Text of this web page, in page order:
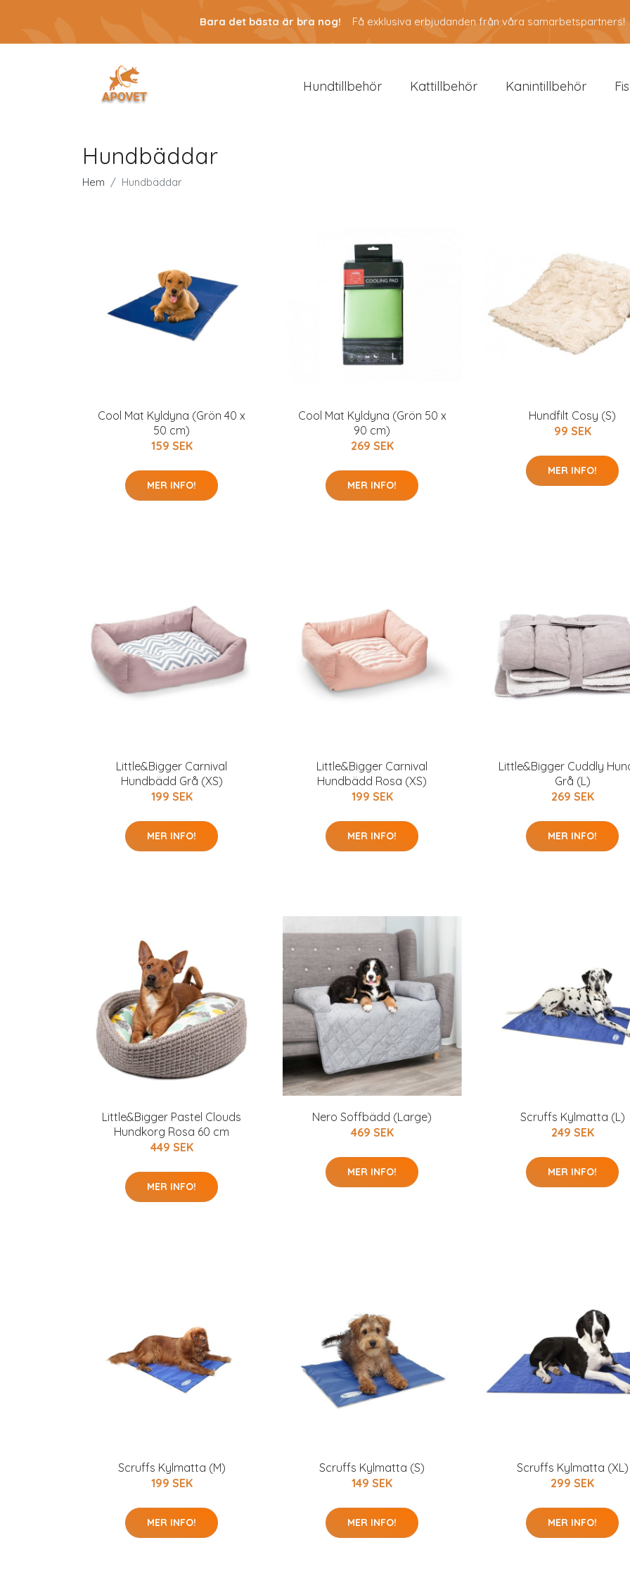
Bara det bästa är bra nog! Få exklusiva erbjudanden från våra samarbetspartners!
Hundtillbehör Kattillbehör Kanintillbehör
Hundbäddar
Hem Hundbäddar
Cool Mat Kyldyna (Grön 40 x
50 cm)
159 SEK
MER INFO!
Cool Mat Kyldyna (Grön 50 x
90 cm)
269 SEK
MER INFO!
Hundfilt Cosy (S)
99 SEK
MER INFO!
Little&Bigger Carnival
Hundbädd Grå (XS)
199 SEK
MER INFO!
Little&Bigger Carnival
Hundbädd Rosa (XS)
199 SEK
MER INFO!
Little&Bigger Cuddly
Grå (L)
269 SEK
MER INFO!
Little&Bigger Pastel Clouds
Hundkorg Rosa 60 cm
449 SEK
MER INFO!
Nero Soffbädd (Large)
469 SEK
MER INFO!
Scruffs Kylmatta (L)
249 SEK
MER INFO!
Scruffs Kylmatta (M)
199 SEK
MER INFO!
Scruffs Kylmatta (S)
149 SEK
MER INFO!
Scruffs Kylmatta (XL)
299 SEK
MER INFO!